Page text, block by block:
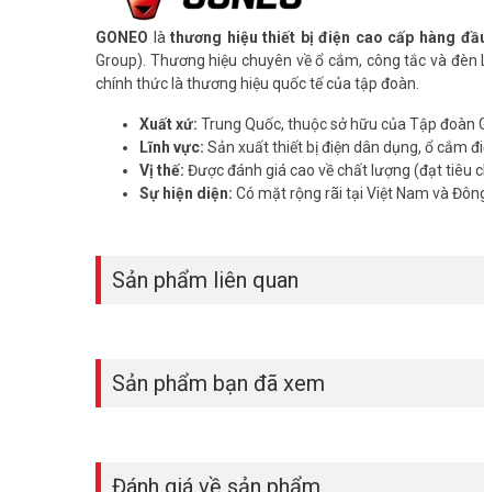
– Bảo hành: 2 năm
– Xuất xứ: Trung Quốc.
Câu hỏi thường gặp – FAQ
Đèn đường solar GONEO GN-A600C-
Sản phẩm dùng thân nhôm đúc nguyên khối, chip
khúc đèn đường solar chất lượng cao. Thông số kỹ
trong ngày. Lắp tấm pin ở nơi không bị che khuất giúp
nhôm đúc sơn tĩnh điện tăng thêm khả năng chống ăn
Pin LiFePO4 trong đèn đường solar
GONEO làthương hiệu thiết bị điện cao cấp hàng
Group). Thương hiệu chuyên về ổ cắm, công tắc và
chính thức là thương hiệu quốc tế của tập đoàn.
Xuất xứ: Trung Quốc, thuộc sở hữu của Tập đoàn
Lĩnh vực: Sản xuất thiết bị điện dân dụng, ổ cắm
Vị thế: Được đánh giá cao về chất lượng (đạt tiêu
Sự hiện diện: Có mặt rộng rãi tại Việt Nam và
Sản phẩm liên quan
Sản phẩm bạn đã xem
Đánh giá về sản phẩm